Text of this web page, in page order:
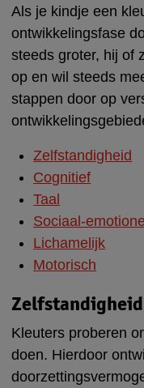
Als je kindje een
ontwikkelingsfase
steeds groter, hij of
op en wil steeds
stappen door op
Zelfstandigheid
Cognitief
Taal
Sociaal-
Lichamelijk
Motorisch
Zelfstandigheid
Kleuters proberen
doen. Hierdoor